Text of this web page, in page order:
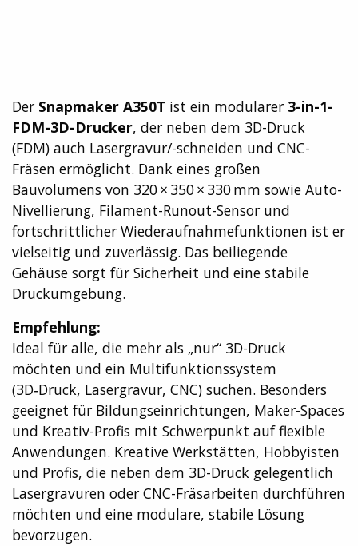
Der Snapmaker A350T ist ein modularer 3-in-1-
FDM-3D-Drucker, der neben dem 3D-Druck
(FDM) auch Lasergravur/-schneiden und CNC-
Fräsen ermöglicht. Dank eines großen
Bauvolumens von 320 × 350 × 330 mm sowie Auto-
Nivellierung, Filament-Runout-Sensor und
fortschrittlicher Wiederaufnahmefunktionen ist er
vielseitig und zuverlässig. Das beiliegende
Gehäuse sorgt für Sicherheit und eine stabile
Druckumgebung.
Empfehlung:
Ideal für alle, die mehr als „nur“ 3D-Druck
möchten und ein Multifunktionssystem
(3D‑Druck, Lasergravur, CNC) suchen. Besonders
geeignet für Bildungseinrichtungen, Maker-Spaces
und Kreativ-Profis mit Schwerpunkt auf flexible
Anwendungen. Kreative Werkstätten, Hobbyisten
und Profis, die neben dem 3D-Druck gelegentlich
Lasergravuren oder CNC-Fräsarbeiten durchführen
möchten und eine modulare, stabile Lösung
bevorzugen.